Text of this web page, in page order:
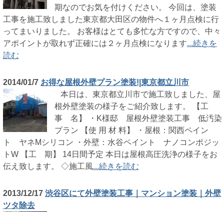
期なのでお気を付けください。 今回は、塗装
工事を施工致しました東京都大田区の物件へ１ヶ月点検に行
ってまいりました。 お客様はとても多忙な方ですので、中々
アポイントが取れず正確には２ヶ月点検になります...続きを
読む
2014/01/7 お得な屋根外壁プラン塗装!|東京都立川市
本日は、東京都立川市で施工致しました、屋
根外壁塗装の様子をご紹介致します。 【工
事 名】 ・K様邸 屋根外壁塗装工事 低汚染
プラン 【使 用 材 料】 ・屋根：関西ペイン
ト ヤネMシリコン ・外壁：水谷ペイント ナノコンポジッ
トW 【工 期】 14日間予定 本日は屋根高圧洗浄の様子をお
伝え致します。 ◇施工風...続きを読む
2013/12/17 渋谷区にて外壁塗装工事｜マンション塗装｜外壁
ツタ除去